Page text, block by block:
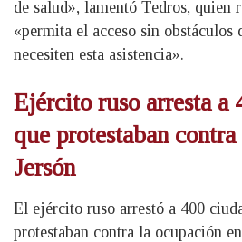
de salud», lamentó Tedros, quien
«permita el acceso sin obstáculos
necesiten esta asistencia».
Ejército ruso arresta a
que protestaban
Jersón
El ejército ruso arrestó a 400
protestaban contra la ocupación